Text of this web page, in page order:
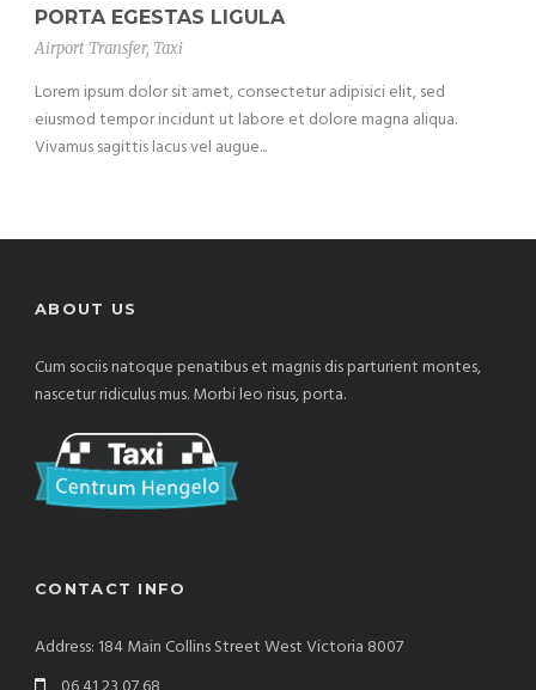
PORTA EGESTAS LIGULA
Airport Transfer, Taxi
Lorem ipsum dolor sit amet, consectetur adipisici elit, sed
eiusmod tempor incidunt ut labore et dolore magna aliqua.
Vivamus sagittis lacus vel augue...
ABOUT US
Cum sociis natoque penatibus et magnis dis parturient montes,
nascetur ridiculus mus. Morbi leo risus, porta.
CONTACT INFO
Address: 184 Main Collins Street West Victoria 8007